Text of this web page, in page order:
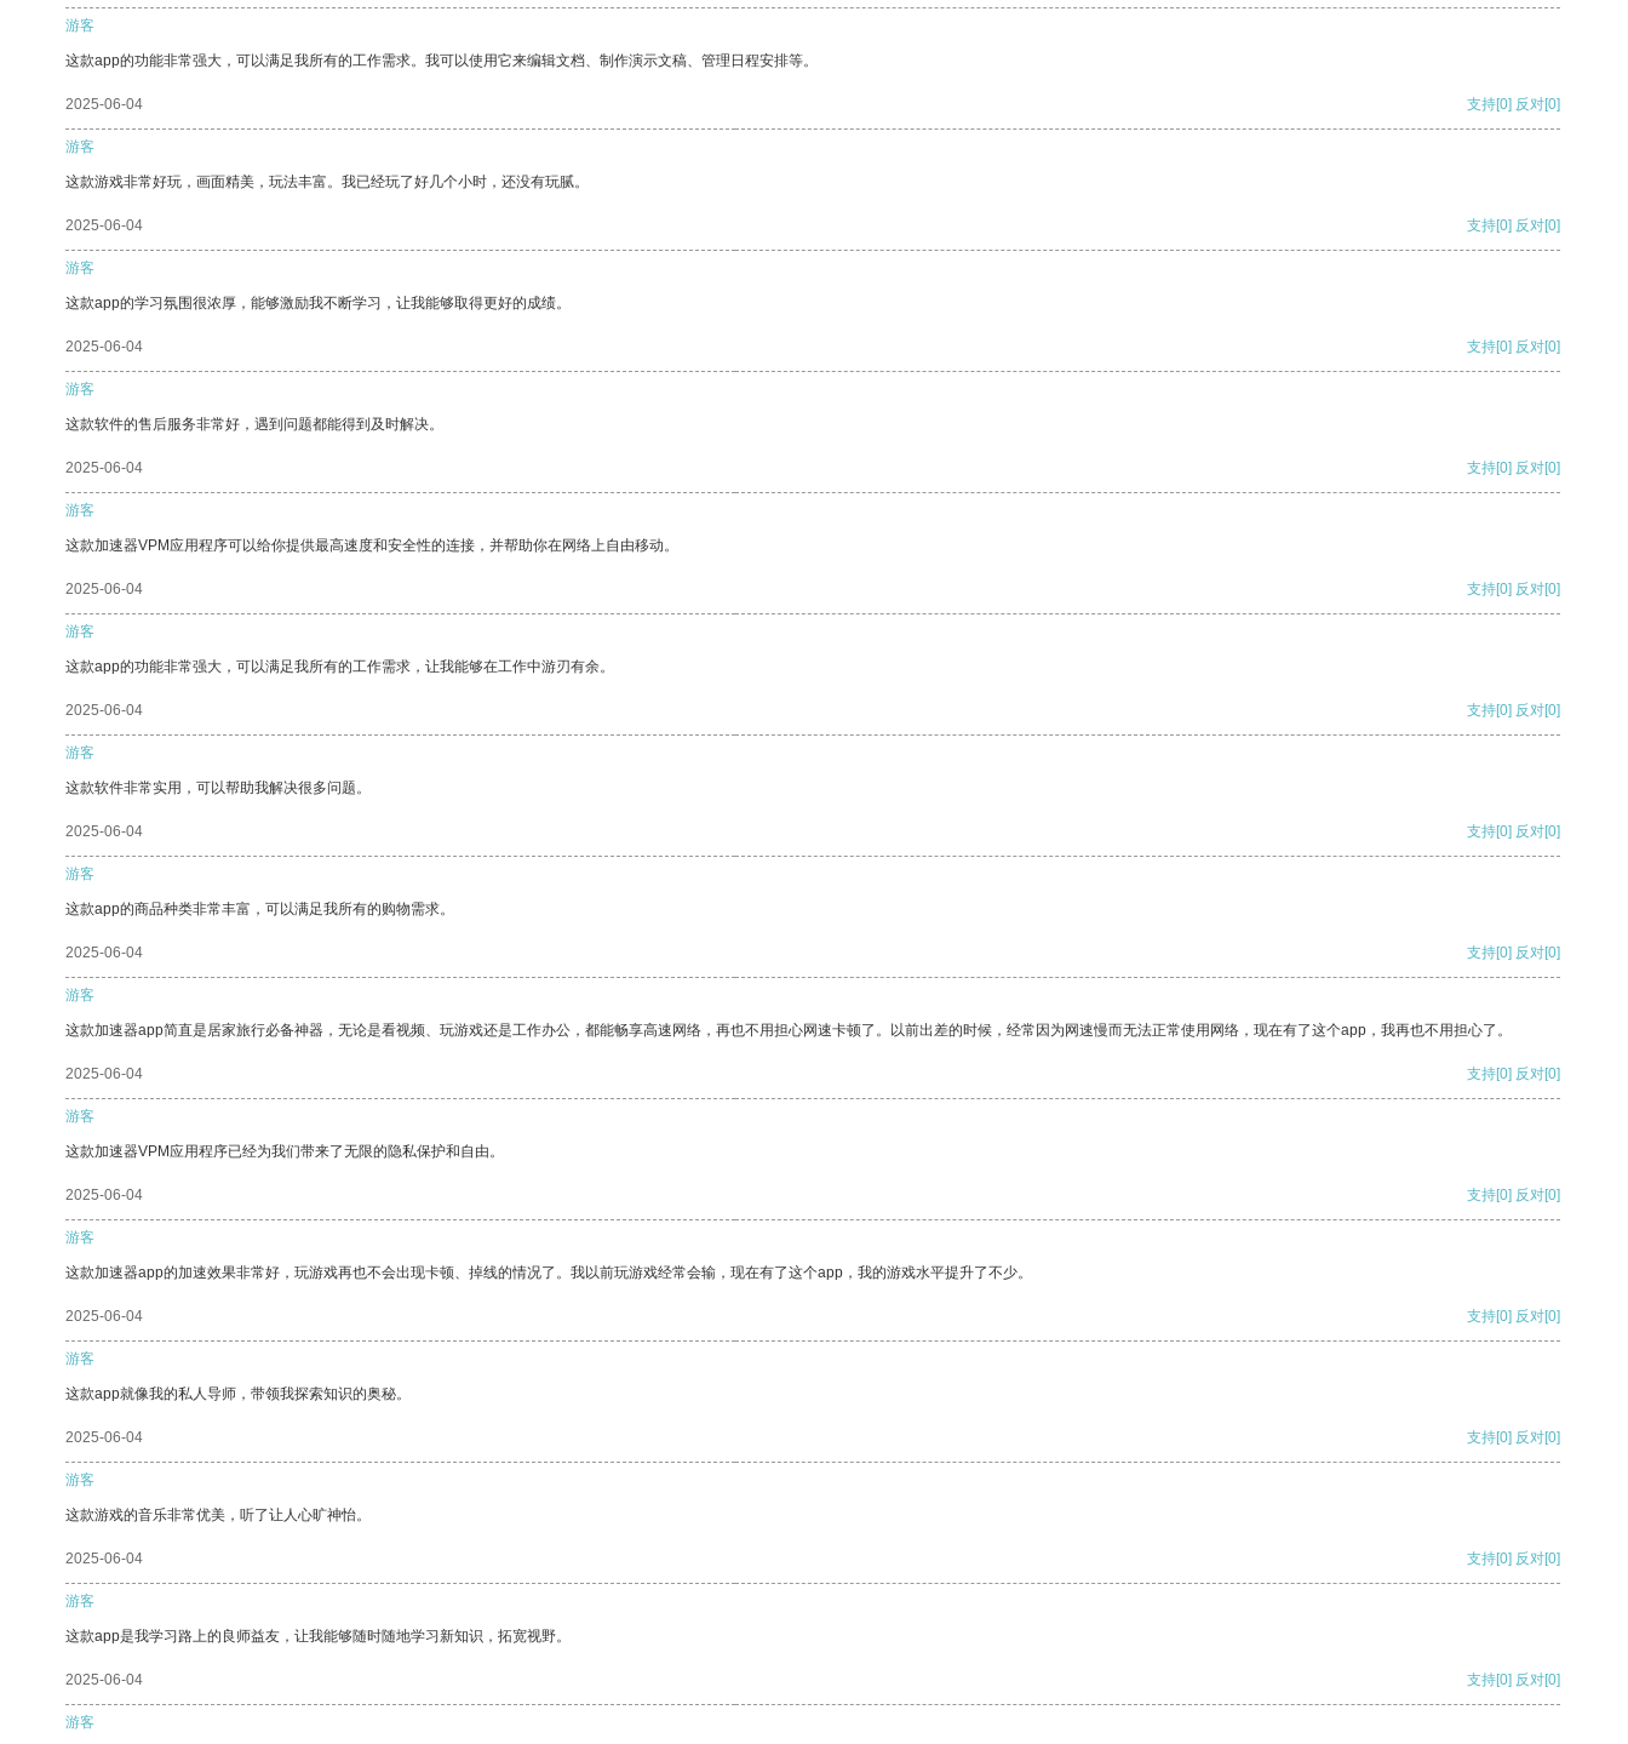
游客
这款app的功能非常强大，可以满足我所有的工作需求。我可以使用它来编辑文档、制作演示文稿、管理日程安排等。
2025-06-04 支持[0] 反对[0]
游客
这款游戏非常好玩，画面精美，玩法丰富。我已经玩了好几个小时，还没有玩腻。
2025-06-04 支持[0] 反对[0]
游客
这款app的学习氛围很浓厚，能够激励我不断学习，让我能够取得更好的成绩。
2025-06-04 支持[0] 反对[0]
游客
这款软件的售后服务非常好，遇到问题都能得到及时解决。
2025-06-04 支持[0] 反对[0]
游客
这款加速器VPM应用程序可以给你提供最高速度和安全性的连接，并帮助你在网络上自由移动。
2025-06-04 支持[0] 反对[0]
游客
这款app的功能非常强大，可以满足我所有的工作需求，让我能够在工作中游刃有余。
2025-06-04 支持[0] 反对[0]
游客
这款软件非常实用，可以帮助我解决很多问题。
2025-06-04 支持[0] 反对[0]
游客
这款app的商品种类非常丰富，可以满足我所有的购物需求。
2025-06-04 支持[0] 反对[0]
游客
这款加速器app简直是居家旅行必备神器，无论是看视频、玩游戏还是工作办公，都能畅享高速网络，再也不用担心网速卡顿了。以前出差的时候，经常因为网速慢而无法正常使用网络，现在有了这个app，我再也不用担心了。
2025-06-04 支持[0] 反对[0]
游客
这款加速器VPM应用程序已经为我们带来了无限的隐私保护和自由。
2025-06-04 支持[0] 反对[0]
游客
这款加速器app的加速效果非常好，玩游戏再也不会出现卡顿、掉线的情况了。我以前玩游戏经常会输，现在有了这个app，我的游戏水平提升了不少。
2025-06-04 支持[0] 反对[0]
游客
这款app就像我的私人导师，带领我探索知识的奥秘。
2025-06-04 支持[0] 反对[0]
游客
这款游戏的音乐非常优美，听了让人心旷神怡。
2025-06-04 支持[0] 反对[0]
游客
这款app是我学习路上的良师益友，让我能够随时随地学习新知识，拓宽视野。
2025-06-04 支持[0] 反对[0]
游客